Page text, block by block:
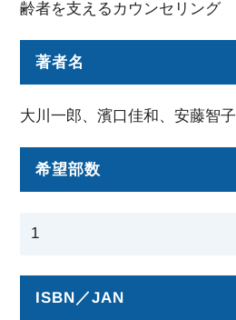
齢者を支えるカウンセリング
著者名
大川一郎、濱口佳和、安藤智子
希望部数
ISBN／JAN